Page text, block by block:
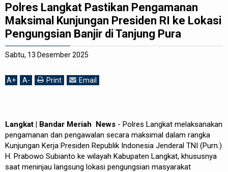
Polres Langkat Pastikan Pengamanan
Maksimal Kunjungan Presiden RI ke Lokasi
Pengungsian Banjir di Tanjung Pura
Sabtu, 13 Desember 2025
A+ A- Print Email
Langkat | Bandar Meriah News - Polres Langkat melaksanakan
pengamanan dan pengawalan secara maksimal dalam rangka
Kunjungan Kerja Presiden Republik Indonesia Jenderal TNI (Purn.)
H. Prabowo Subianto ke wilayah Kabupaten Langkat, khususnya
saat meninjau langsung lokasi pengungsian masyarakat
REDAKSI